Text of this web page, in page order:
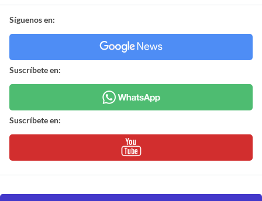
Síguenos en:
Suscríbete en:
Suscríbete en: